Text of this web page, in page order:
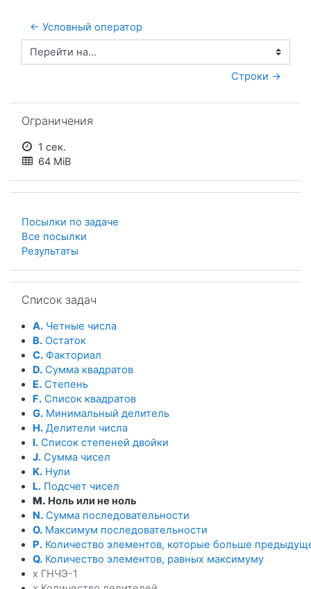
← Условный оператор
Перейти на...
Строки →
Ограничения
1 сек.
64 MiB
Посылки по задаче
Все посылки
Результаты
Список задач
A. Четные числа
B. Остаток
C. Факториал
D. Сумма квадратов
E. Степень
F. Список квадратов
G. Минимальный делитель
H. Делители числа
I. Список степеней двойки
J. Сумма чисел
K. Нули
L. Подсчет чисел
M. Ноль или не ноль
N. Сумма последовательности
O. Максимум последовательности
P. Количество элементов, которые больше
Q. Количество элементов, равных максимуму
x ГНЧЭ-1